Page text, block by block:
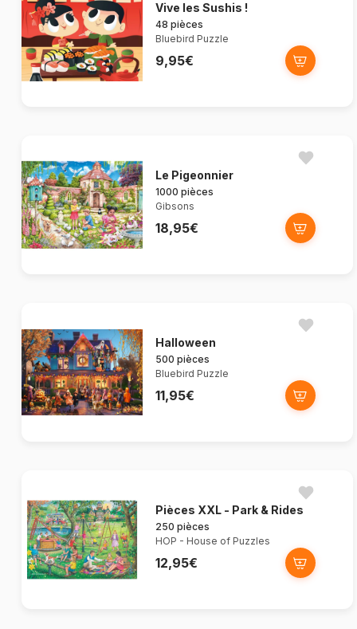
Vive les Sushis !
48 pièces
Bluebird Puzzle
9,95€
Le Pigeonnier
1000 pièces
Gibsons
18,95€
Halloween
500 pièces
Bluebird Puzzle
11,95€
Pièces XXL - Park & Rides
250 pièces
HOP - House of Puzzles
12,95€